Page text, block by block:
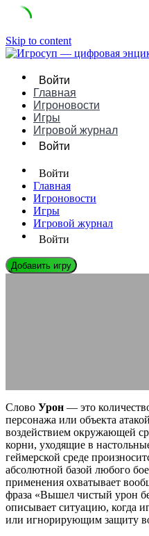
Skip to content
Войти
Главная
Игроновости
Игры
Игровой журнал
Войти
Войти
Главная
Игроновости
Игры
Игровой журнал
Войти
Добавить игру
Слово Урон — это
персонажа или объекта
воздействием окружающей
корни, уходящие в
геймерской среде
абсолютной базой любого
применения охватывает
фраза «Вышел чистый урон
описывает ситуацию, когда
или игнорирующим защиту